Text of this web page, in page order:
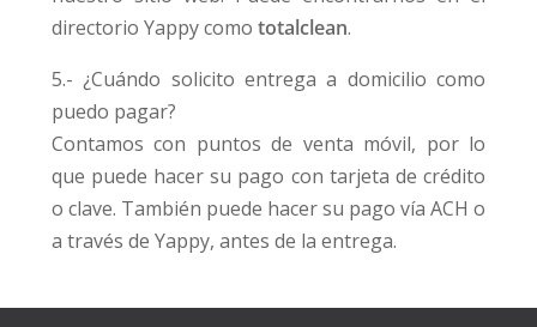
directorio Yappy como totalclean.
5.- ¿Cuándo solicito entrega a domicilio como
puedo pagar?
Contamos con puntos de venta móvil, por lo
que puede hacer su pago con tarjeta de crédito
o clave. También puede hacer su pago vía ACH o
a través de Yappy, antes de la entrega.